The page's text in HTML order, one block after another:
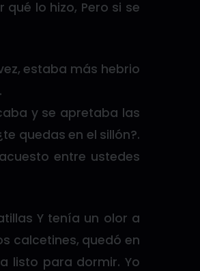
lo hizo, Pero si se
estaba más hebrio
y se apretaba las
quedas en el sillón?.
entre ustedes
Y tenía un olor a
calcetines, quedó en
listo para dormir. Yo